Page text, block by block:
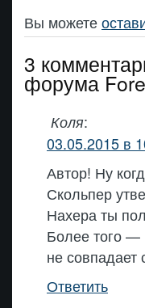
Вы можете
3
форума
Коля:
03.05.2015 в
Автор! Ну
Скольпер
Нахера ты
Более того —
не совпадает
Ответить